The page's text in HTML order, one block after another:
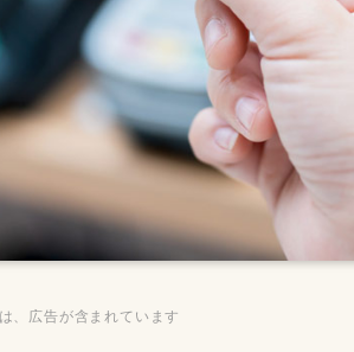
、広告が含まれています